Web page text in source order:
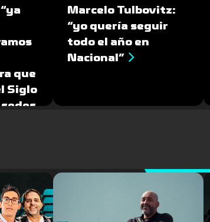
que
Siglo
Marcelo Tulbovitz:
“yo quería seguir
todo el año en
Nacional”